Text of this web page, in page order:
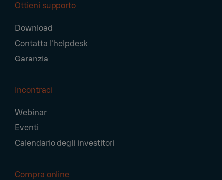
Ottieni supporto
Download
Contatta l'helpdesk
Garanzia
Incontraci
Webinar
Eventi
Calendario degli investitori
Compra online